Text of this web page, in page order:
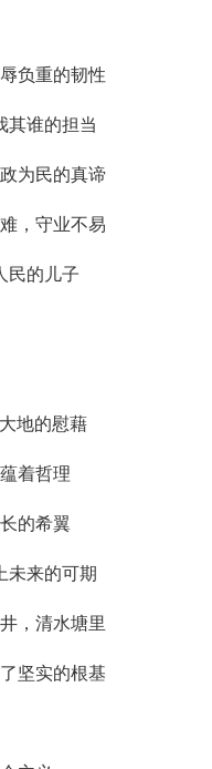
负重的韧性
其谁的担当
为民的真谛
，守业不易
民的儿子
地的慰藉
着哲理
的希翼
未来的可期
，清水塘里
坚实的根基